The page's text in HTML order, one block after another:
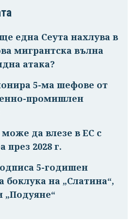
една Сеута нахлува в
мигрантска вълна
атака?
5-ма шефове от
промишлен
да влезе в ЕС с
през 2028 г.
5-годишен
боклука на „Слатина“,
„Подуяне“